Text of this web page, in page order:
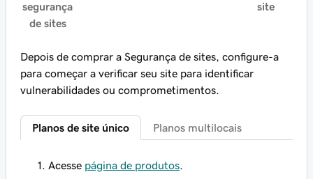
segurança
de sites
site
Depois de comprar a Segurança de sites, configure-a
para começar a verificar seu site para identificar
vulnerabilidades ou comprometimentos.
Planos de site único Planos multilocais
Acesse página de produtos